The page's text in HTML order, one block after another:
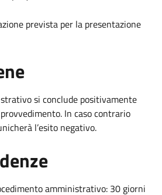
prevista per la presentazione
si conclude positivamente
In caso contrario
l’esito negativo.
amministrativo: 30 giorni